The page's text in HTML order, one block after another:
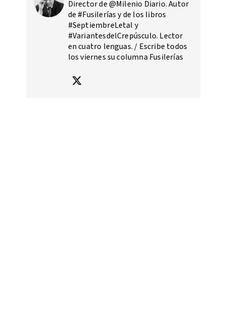
Director de @Milenio Diario. Autor
de #Fusilerías y de los libros
#SeptiembreLetal y
#VariantesdelCrepúsculo. Lector
en cuatro lenguas. / Escribe todos
los viernes su columna Fusilerías